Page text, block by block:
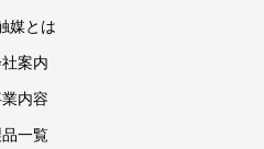
媒とは
案内
内容
一覧